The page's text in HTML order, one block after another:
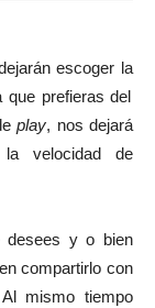
escoger la
que prefieras del
play, nos dejará
velocidad de
desees y o bien
compartirlo con
mismo tiempo